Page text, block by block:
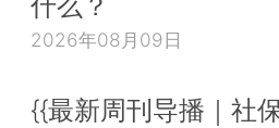
2026年08月09日
{{最新周刊导播｜社